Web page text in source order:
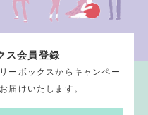
ス会員登録
ーボックスからキャンペー
届けいたします。